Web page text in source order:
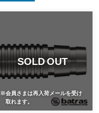
SOLD OUT
※会員さまは再入荷メールを受け
取れます。